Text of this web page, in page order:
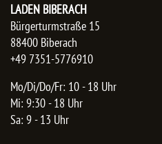
LADEN BIBERACH
Bürgerturmstraße 15
88400 Biberach
+49 7351-5776910
Mo/Di/Do/Fr: 10 - 18 Uhr
Mi: 9:30 - 18 Uhr
Sa: 9 - 13 Uhr